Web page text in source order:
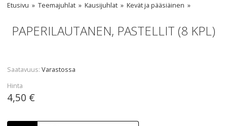
Etusivu
Teemajuhlat Kausijuhlat Kevät ja pääsiäinen
PAPERILAUTANEN, PASTELLIT (8 KPL)
Saatavuus Varastossa
Hinta
4,50 €